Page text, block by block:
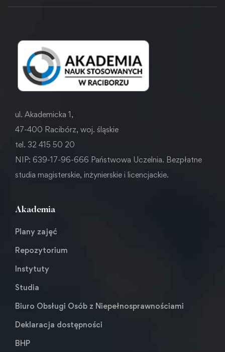
ul. Akademicka 1,
47-400 Racibórz, woj. śląskie
tel. 32 415 50 20
NIP: 639-17-96-666 Państwowa Uczelnia. Bezpłatne
studia magisterskie, inżynierskie i licencjackie.
Akademia
Plany zajęć
Repozytorium
Instytuty
Studia
Biuro Obsługi Osób z Niepełnosprawnościami
Deklaracja dostępności
BHP